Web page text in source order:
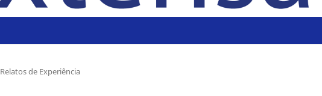
Relatos de Experiência